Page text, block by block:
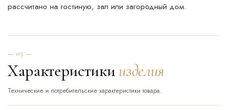
рассчитано на гостиную, зал или загородный дом.
— 03 —
Характеристикиизделия
Технические и потребительские характеристики товара.